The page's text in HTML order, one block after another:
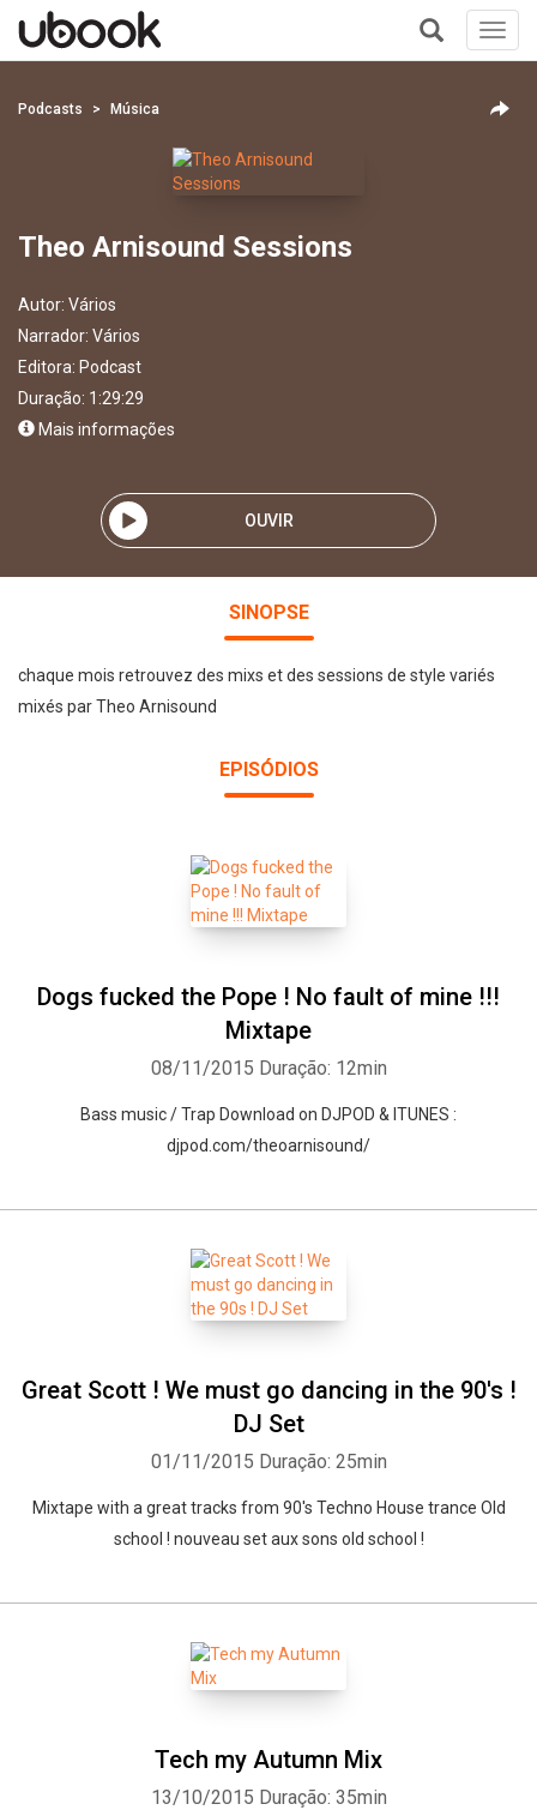
+
Podcasts Música
Theo Arnisound Sessions
Autor: Vários
Narrador: Vários
Editora: Podcast
Duração: 1:29:29
Mais informações
OUVIR
SINOPSE
chaque mois retrouvez des mixs et des sessions de style variés
mixés par Theo Arnisound
EPISÓDIOS
Dogs fucked the Pope ! No fault of mine !!!
Mixtape
08/11/2015 Duração: 12min
Bass music / Trap Download on DJPOD & ITUNES :
djpod.com/theoarnisound/
Great Scott ! We must go dancing in the 90's !
DJ Set
01/11/2015 Duração: 25min
Mixtape with a great tracks from 90's Techno House trance Old
school ! nouveau set aux sons old school !
Tech my Autumn Mix
13/10/2015 Duração: 35min